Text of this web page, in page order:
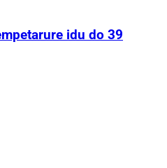
idu do 39